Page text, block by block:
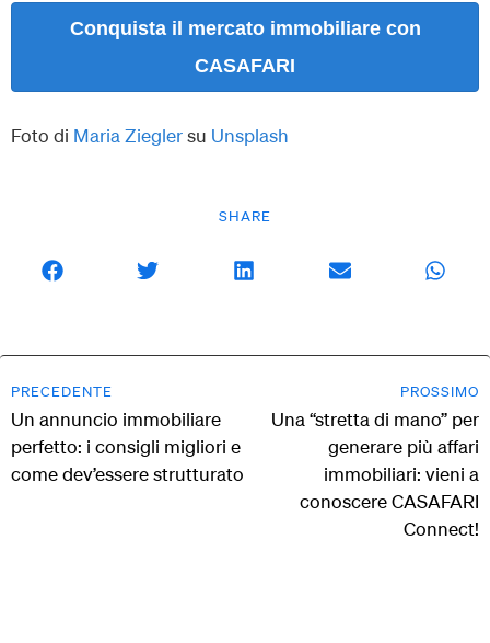
SHARE
Conquista il mercato immobiliare con
CASAFARI
Foto di Maria Zieglersu Unsplash
PRECEDENTE
Un annuncio immobiliare
perfetto: i consigli migliori e
come dev’essere strutturato
PROSSIMO
Una “stretta di mano” per
generare più affari
immobiliari: vieni a
conoscere CASAFARI
Connect!